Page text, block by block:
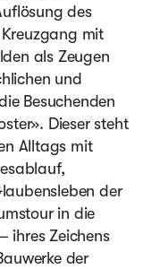
des
Kreuzgang mit
als Zeugen
und
Besuchenden
Dieser steht
Alltags mit
der
in die
ihres Zeichens
der